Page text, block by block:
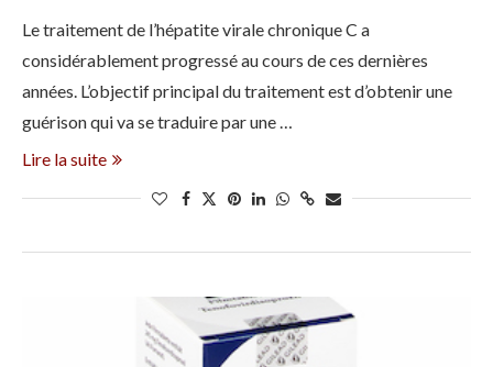
Le traitement de l’hépatite virale chronique C a
considérablement progressé au cours de ces dernières
années. L’objectif principal du traitement est d’obtenir une
guérison qui va se traduire par une …
Lire la suite